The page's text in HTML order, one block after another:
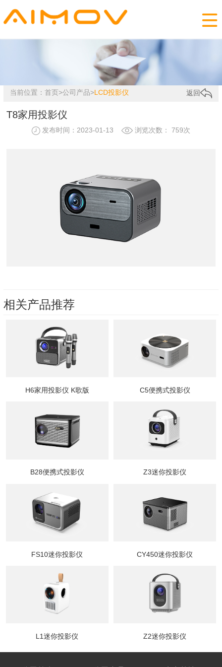

当前位置： 首页>公司产品>LCD投影仪 返回
T8家用投影仪
发布时间：2023-01-13 浏览次数： 759次
相关产品推荐
H6家用投影仪 K歌版 C5便携式投影仪
B28便携式投影仪 Z3迷你投影仪
FS10迷你投影仪 CY450迷你投影仪
L1迷你投影仪 Z2迷你投影仪